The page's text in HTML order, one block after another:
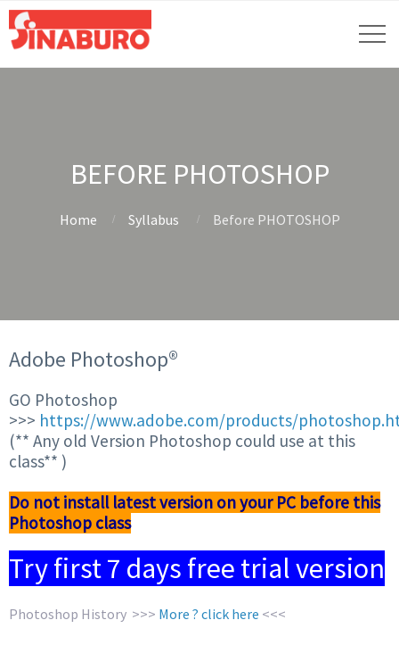
BEFORE PHOTOSHOP
Home Syllabus Before PHOTOSHOP
Adobe Photoshop®
GO Photoshop
>>> https://www.adobe.com/products/
(** Any old Version Photoshop could use at this
class** )
Do not install latest version on your PC before this
Photoshop class
Try first 7 days free trial version
Photoshop History >>> More ? click here <<<